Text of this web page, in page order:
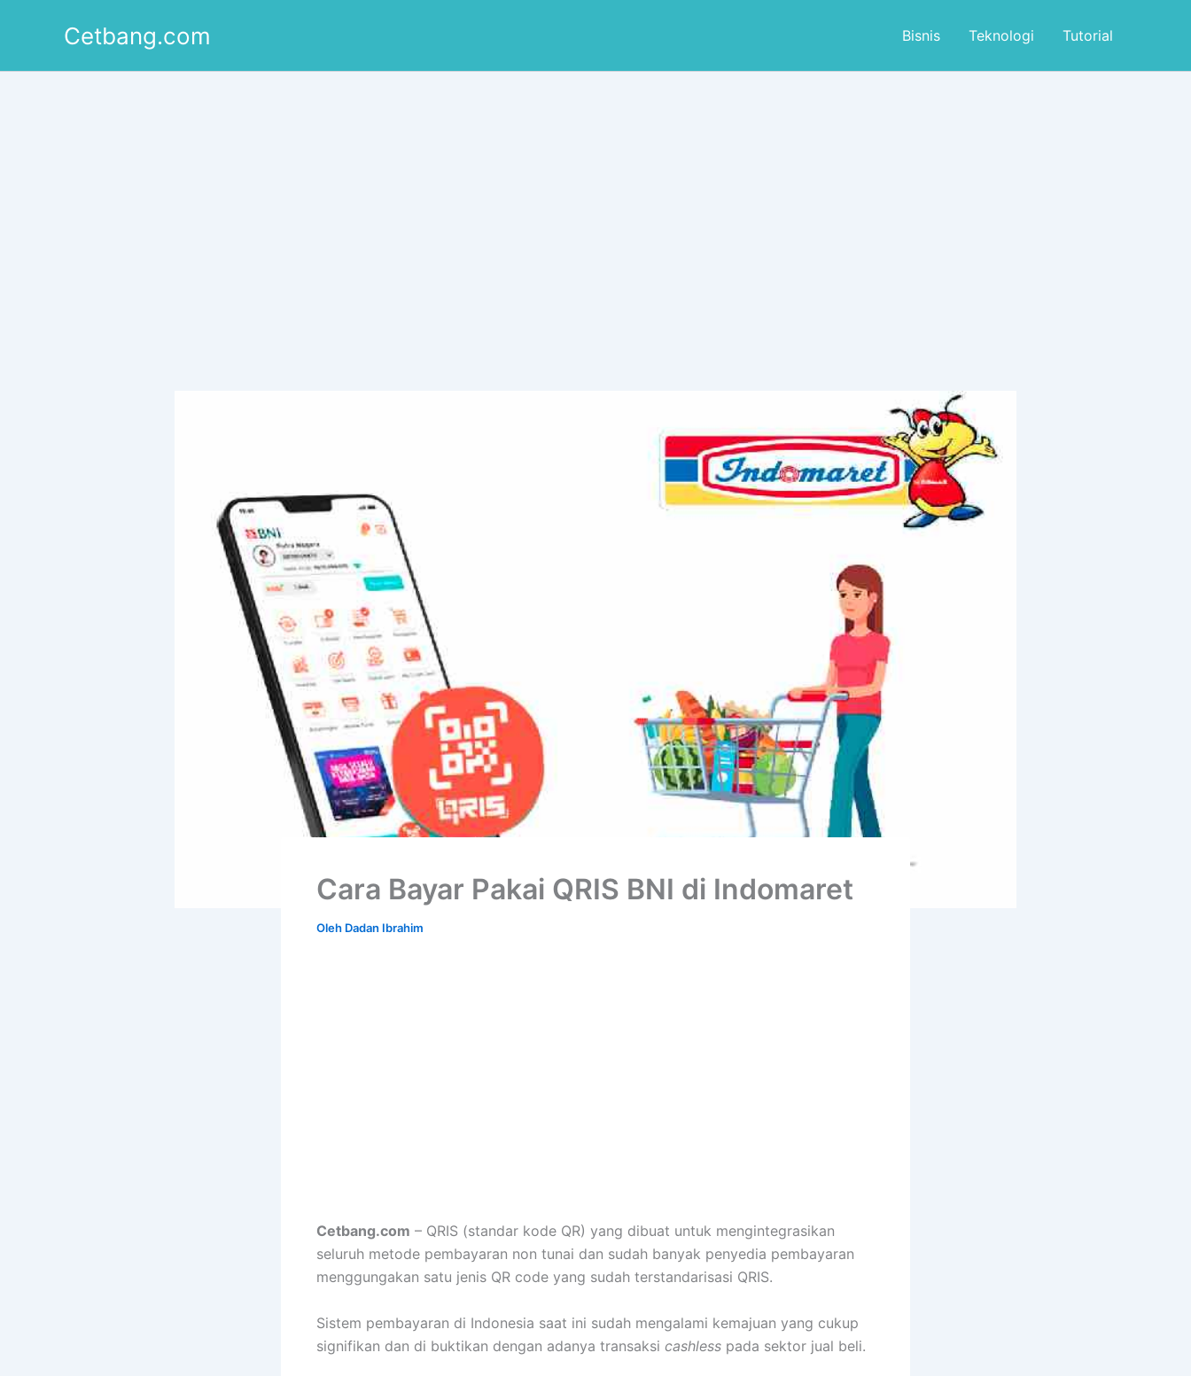
Cetbang.com Bisnis Teknologi Tutorial
Cara Bayar Pakai QRIS BNI di Indomaret
Oleh Dadan Ibrahim
Cetbang.com – QRIS (standar kode QR) yang dibuat untuk mengintegrasikan
seluruh metode pembayaran non tunai dan sudah banyak penyedia pembayaran
menggungakan satu jenis QR code yang sudah terstandarisasi QRIS.
Sistem pembayaran di Indonesia saat ini sudah mengalami kemajuan yang cukup
signifikan dan di buktikan dengan adanya transaksi cashless pada sektor jual beli.